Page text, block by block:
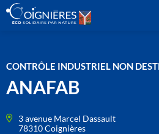
CONTRÔLE INDUSTRIEL NON
ANAFAB
3 avenue Marcel Dassault
78310 Coignières